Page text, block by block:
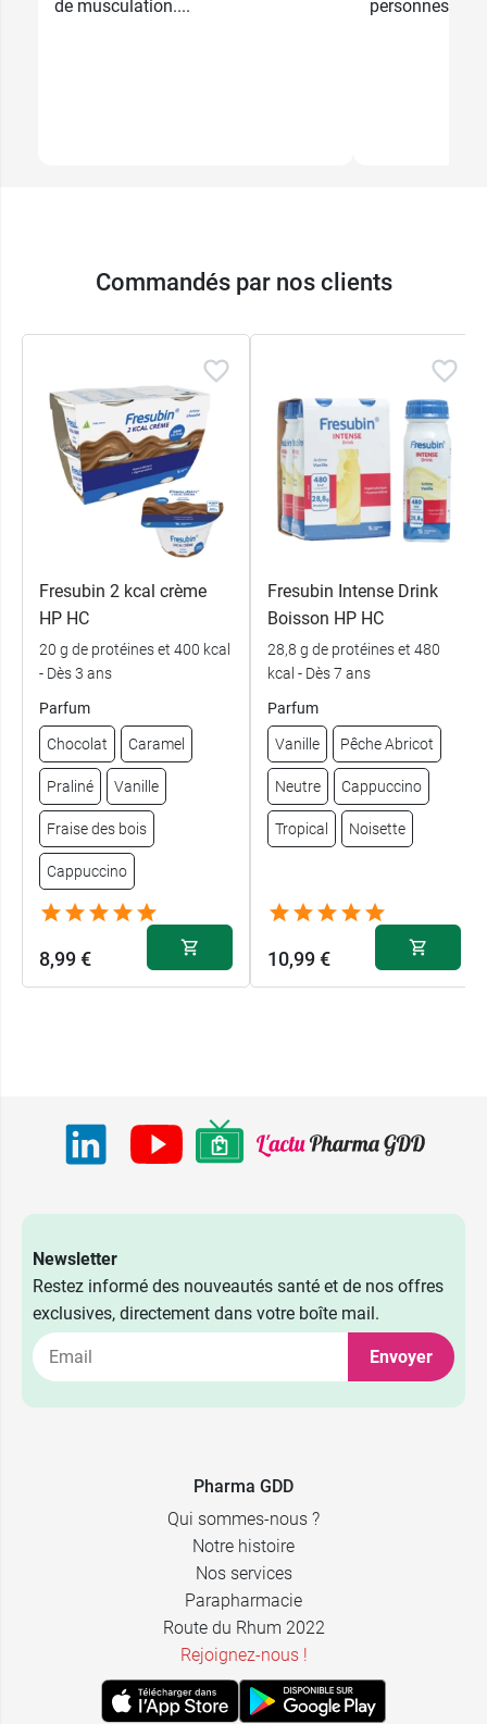
de musculation.... personnes...
Commandés par nos clients
Fresubin 2 kcal crème
HP HC
20 g de protéines et 400 kcal
- Dès 3 ans
Parfum
Chocolat Caramel
Praliné Vanille
Fraise des bois
Cappuccino
8,99 €
Chocolat
Caramel 8,99 €
Praliné 8,99 €
Fresubin Intense Drink
Boisson HP HC
28,8 g de protéines et 480
kcal - Dès 7 ans
Parfum
Vanille Pêche Abricot
Neutre Cappuccino
Tropical Noisette
10,99 €
Neutre 10,99 €
Newsletter
Restez informé des nouveautés santé et de nos offres
exclusives, directement dans votre boîte mail.
Envoyer
Pharma GDD
Qui sommes-nous ?
Notre histoire
Nos services
Parapharmacie
Route du Rhum 2022
Rejoignez-nous !